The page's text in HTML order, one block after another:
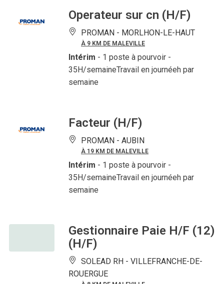
Operateur sur cn (H/F)
PROMAN - MORLHON-LE-HAUT
À 9 KM DE MALEVILLE
Intérim - 1 poste à pourvoir -
35H/semaineTravail en journéeh par
semaine
Facteur (H/F)
PROMAN - AUBIN
À 19 KM DE MALEVILLE
Intérim - 1 poste à pourvoir -
35H/semaineTravail en journéeh par
semaine
Gestionnaire Paie H/F (12)
(H/F)
SOLEAD RH - VILLEFRANCHE-DE-
ROUERGUE